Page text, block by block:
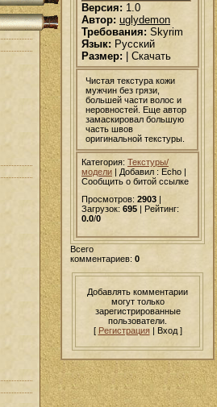
Версия: 1.0
Автор: uglydemon
Требования: Skyrim
Язык: Русский
Размер: | Скачать
Чистая текстура кожи
мужчин без грязи,
большей части волос и
неровностей. Еще автор
замаскировал большую
часть швов
оригинальной текстуры.
Категория: Текстуры/
модели | Добавил : Echo |
Сообщить о битой ссылке
Просмотров: 2903
Загрузок: 695 | Рейтинг:
0.0/0
Всего
комментариев: 0
Добавлять комментарии
могут только
зарегистрированные
пользователи.
[ Регистрация| Вход ]